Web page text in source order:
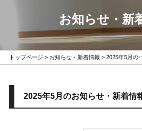
お知らせ・新
トップページ > お知らせ・新着情報 > 2025年5月の
2025年5月のお知らせ・新着情